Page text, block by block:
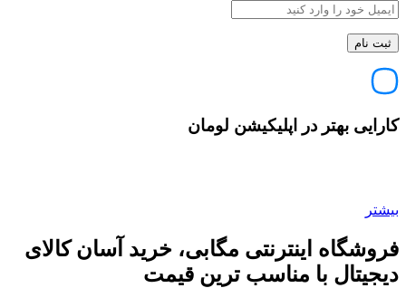
کارایی بهتر در اپلیکیشن لومان
بیشتر
فروشگاه اینترنتی مگابی، خرید آسان کالای
دیجیتال با مناسب ترین قیمت